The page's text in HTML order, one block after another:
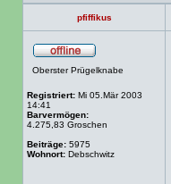
pfiffikus
Oberster Prügelknabe
Registriert: Mi 05.Mär 2003
14:41
Barvermögen:
4.275,83 Groschen
Beiträge: 5975
Wohnort: Debschwitz